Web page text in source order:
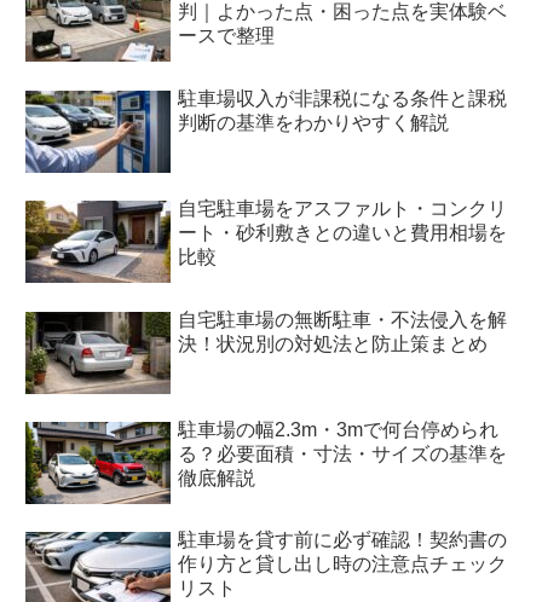
判｜よかった点・困った点を実体験ベ
ースで整理
駐車場収入が非課税になる条件と課税
判断の基準をわかりやすく解説
自宅駐車場をアスファルト・コンクリ
ート・砂利敷きとの違いと費用相場を
比較
自宅駐車場の無断駐車・不法侵入を解
決！状況別の対処法と防止策まとめ
駐車場の幅2.3m・3mで何台停められ
る？必要面積・寸法・サイズの基準を
徹底解説
駐車場を貸す前に必ず確認！契約書の
作り方と貸し出し時の注意点チェック
リスト